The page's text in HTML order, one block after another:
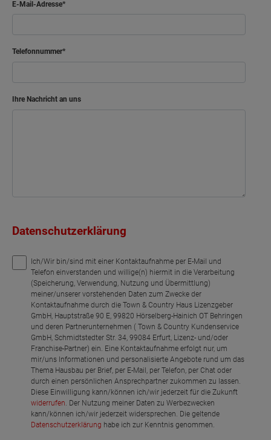
Netto-Raumfläche
Wohnen
Küche
Schlafen
Bad
Treppenhaus
Netto-Raumfläche
Abstellraum
Arbeiten
Gast
Kind
Flur
Netto-Raumfläche
E-Mail-Adresse
Telefonnummer
Ihre Nachricht an uns
Datenschutzerklärung
Ich/Wir bin/sind mit einer Kontaktaufnahme per E-Mail und
Telefon einverstanden und willige(n) hiermit in die Verarbeitung
(Speicherung, Verwendung, Nutzung und Übermittlung)
meiner/unserer vorstehenden Daten zum Zwecke der
Kontaktaufnahme durch die Town & Country Haus Lizenzgeber
GmbH, Hauptstraße 90 E, 99820 Hörselberg-Hainich OT Behringen
und deren Partnerunternehmen ( Town & Country Kundenservice
GmbH, Schmidtstedter Str. 34, 99084 Erfurt, Lizenz- und/oder
Franchise-Partner) ein. Eine Kontaktaufnahme erfolgt nur, um
mir/uns Informationen und personalisierte Angebote rund um das
Thema Hausbau per Brief, per E-Mail, per Telefon, per Chat oder
durch einen persönlichen Ansprechpartner zukommen zu lassen.
Diese Einwilligung kann/können ich/wir jederzeit für die Zukunft
widerrufen. Der Nutzung meiner Daten zu Werbezwecken
kann/können ich/wir jederzeit widersprechen. Die geltende
Datenschutzerklärung habe ich zur Kenntnis genommen.